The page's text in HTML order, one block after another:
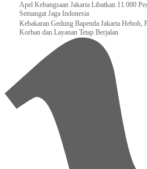
Apel Kebangsaan Jakarta Libatkan 11.000
Semangat Jaga Indonesia
Kebakaran Gedung Bapenda Jakarta Heboh,
Korban dan Layanan Tetap Berjalan